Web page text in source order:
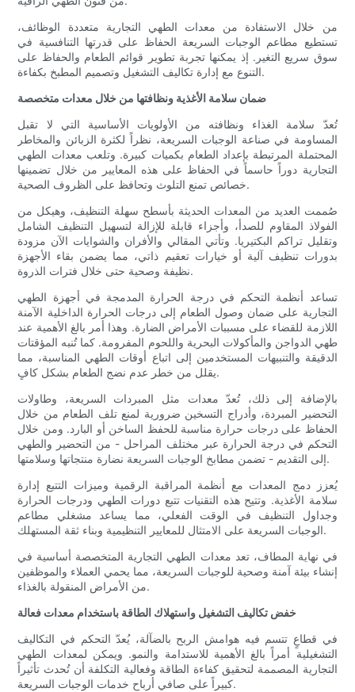
من خلال الاستفادة من معدات الطهي التجارية متعددة الوظائف،
تستطيع مطاعم الوجبات السريعة الحفاظ على قدرتها التنافسية في
سوق سريع التغير. إذ يمكنها تجربة تطوير قوائم الطعام والحفاظ على
التنوع مع إدارة تكاليف التشغيل وتصميم المطبخ بكفاءة.
ضمان سلامة الأغذية ونظافتها من خلال معدات متخصصة
تُعدّ سلامة الغذاء ونظافته من الأولويات الأساسية التي لا تقبل
المساومة في صناعة الوجبات السريعة، نظراً لكثرة الزبائن والمخاطر
المحتملة المرتبطة بإعداد الطعام بكميات كبيرة. وتلعب معدات الطهي
التجارية دوراً حاسماً في الحفاظ على هذه المعايير من خلال تضمينها
خصائص تمنع التلوث وتحافظ على الظروف الصحية.
صُممت العديد من المعدات الحديثة بأسطح سهلة التنظيف، وهيكل من
الفولاذ المقاوم للصدأ، وأجزاء قابلة للإزالة لتسهيل التنظيف الشامل
وتقليل تراكم البكتيريا. وتأتي المقالي والأفران والشوايات الآن مزودة
بدورات تنظيف آلية أو خيارات تعقيم ذاتي، مما يضمن بقاء الأجهزة
نظيفة وصحية حتى خلال فترات الذروة.
تساعد أنظمة التحكم في درجة الحرارة المدمجة في أجهزة الطهي
التجارية على ضمان وصول الطعام إلى درجات الحرارة الداخلية الآمنة
اللازمة للقضاء على مسببات الأمراض الضارة. وهذا أمر بالغ الأهمية عند
طهي الدواجن والمأكولات البحرية واللحوم المفرومة. كما تُنبه المؤقتات
الدقيقة والتنبيهات المستخدمين إلى اتباع أوقات الطهي المناسبة، مما
يقلل من خطر عدم نضج الطعام بشكل كافٍ.
بالإضافة إلى ذلك، تُعدّ معدات مثل المبردات السريعة، وطاولات
التحضير المبردة، وأدراج التسخين ضرورية لمنع تلف الطعام من خلال
الحفاظ على درجات حرارة مناسبة للحفظ الساخن أو البارد. ومن خلال
التحكم في درجة الحرارة عبر مختلف المراحل - من التحضير والطهي
إلى التقديم - تضمن مطابخ الوجبات السريعة نضارة منتجاتها وسلامتها.
يُعزز دمج المعدات مع أنظمة المراقبة الرقمية وميزات التتبع إدارة
سلامة الأغذية. وتتيح هذه التقنيات تتبع دورات الطهي ودرجات الحرارة
وجداول التنظيف في الوقت الفعلي، مما يساعد مشغلي مطاعم
الوجبات السريعة على الامتثال للمعايير التنظيمية وبناء ثقة المستهلك.
في نهاية المطاف، تعد معدات الطهي التجارية المتخصصة أساسية في
إنشاء بيئة آمنة وصحية للوجبات السريعة، مما يحمي العملاء والموظفين
من الأمراض المنقولة بالغذاء.
خفض تكاليف التشغيل واستهلاك الطاقة باستخدام معدات فعالة
في قطاعٍ تتسم فيه هوامش الربح بالضآلة، يُعدّ التحكم في التكاليف
التشغيلية أمراً بالغ الأهمية للاستدامة والنمو. ويمكن لمعدات الطهي
التجارية المصممة لتحقيق كفاءة الطاقة وفعالية التكلفة أن تُحدث تأثيراً
كبيراً على صافي أرباح خدمات الوجبات السريعة.